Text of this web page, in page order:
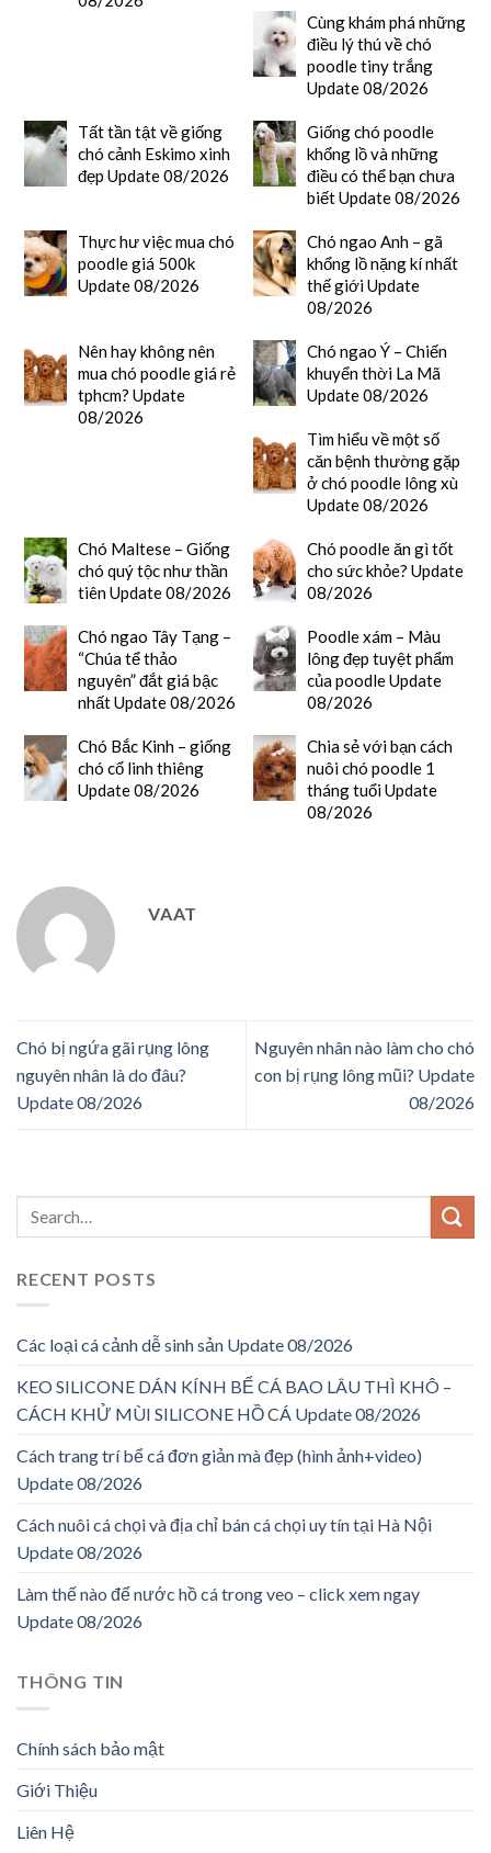
Cùng khám phá những
điều lý thú về chó
poodle tiny trắng
Update 08/2026
Tất tần tật về giống
chó cảnh Eskimo xinh
đẹp Update 08/2026
Giống chó poodle
khổng lồ và những
điều có thể bạn chưa
biết Update 08/2026
Thực hư việc mua chó
poodle giá 500k
Update 08/2026
Chó ngao Anh – gã
khổng lồ nặng kí nhất
thế giới Update
08/2026
Nên hay không nên
mua chó poodle giá rẻ
tphcm? Update
08/2026
Chó ngao Ý – Chiến
khuyển thời La Mã
Update 08/2026
Tìm hiểu về một số
căn bệnh thường gặp
ở chó poodle lông xù
Update 08/2026
Chó Maltese – Giống
chó quý tộc như thần
tiên Update 08/2026
Chó poodle ăn gì tốt
cho sức khỏe? Update
08/2026
Chó ngao Tây Tạng –
“Chúa tể thảo
nguyên” đắt giá bậc
nhất Update 08/2026
Poodle xám – Màu
lông đẹp tuyệt phẩm
của poodle Update
08/2026
Chó Bắc Kinh – giống
chó cổ linh thiêng
Update 08/2026
Chia sẻ với bạn cách
nuôi chó poodle 1
tháng tuổi Update
08/2026
VAAT
Chó bị ngứa gãi rụng lông
nguyên nhân là do đâu?
Update 08/2026
Nguyên nhân nào làm cho chó
con bị rụng lông mũi? Update
08/2026
RECENT POSTS
Các loại cá cảnh dễ sinh sản Update 08/2026
KEO SILICONE DÁN KÍNH BỂ CÁ BAO LÂU THÌ KHÔ –
CÁCH KHỬ MÙI SILICONE HỒ CÁ Update 08/2026
Cách trang trí bể cá đơn giản mà đẹp (hình ảnh+video)
Update 08/2026
Cách nuôi cá chọi và địa chỉ bán cá chọi uy tín tại Hà Nội
Update 08/2026
Làm thế nào để nước hồ cá trong veo – click xem ngay
Update 08/2026
THÔNG TIN
Chính sách bảo mật
Giới Thiệu
Liên Hệ